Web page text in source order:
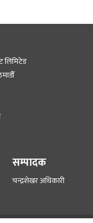
लिमिटेड
सम्पादक
चन्द्रशेखर अधिकारी